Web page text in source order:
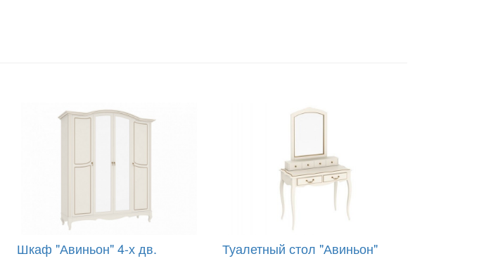
Шкаф "Авиньон" 4-х дв. Туалетный стол "Авиньон"